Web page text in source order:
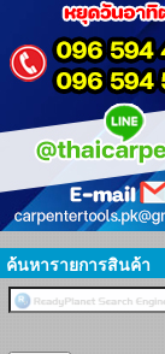
ค้นหารายการสินค้า